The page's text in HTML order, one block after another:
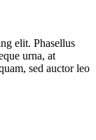
elit. Phasellus
urna, at
sed auctor leo